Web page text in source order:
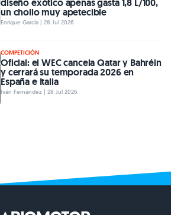
diseño exótico apenas gasta 1,8 L/100,
un chollo muy apetecible
Enrique García | 28 Jul 2026
COMPETICIÓN
Oficial: el WEC cancela Qatar y Bahréin
y cerrará su temporada 2026 en
España e Italia
Iván Fernández | 28 Jul 2026